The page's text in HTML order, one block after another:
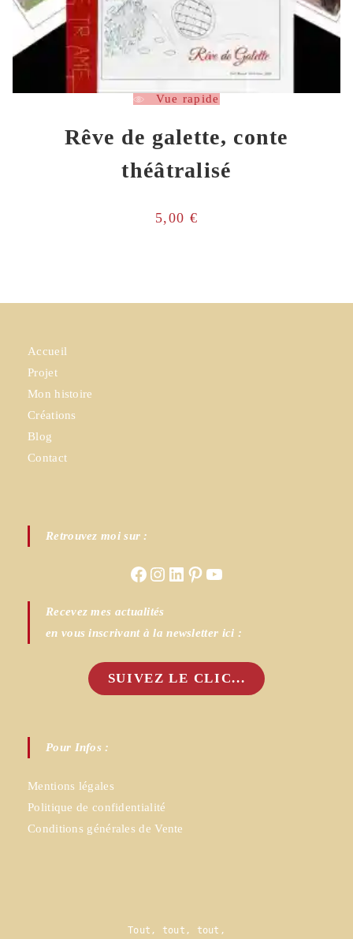
Vue rapide
Rêve de galette, conte
théâtralisé
5,00 €
Accueil
Projet
Mon histoire
Créations
Blog
Contact
Retrouvez moi sur :
FacebookInstagram
LinkedIn
PinterestYouTube
Recevez mes actualités
en vous inscrivant à la newsletter ici :
SUIVEZ LE CLIC...
Pour Infos :
Mentions légales
Politique de confidentialité
Conditions générales de Vente
Tout, tout, tout,